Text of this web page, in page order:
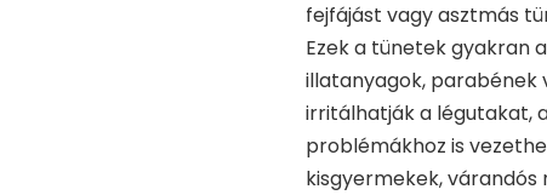
fejfájást vagy asztmás
Ezek a tünetek gyakran
illatanyagok, parabének
irritálhatják a légutakat,
problémákhoz is
kisgyermekek,